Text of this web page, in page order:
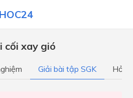
HOC24
cối xay gió
Giải bài tập SGK Hỏi